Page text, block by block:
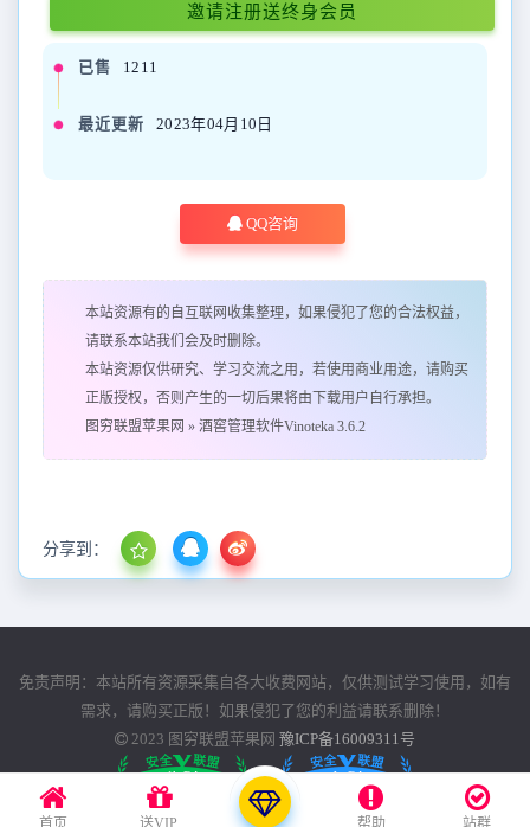
邀请注册送终身会员
已售 1211
最近更新 2023年04月10日
QQ咨询
本站资源有的自互联网收集整理，如果侵犯了您的合法权益，
请联系本站我们会及时删除。
本站资源仅供研究、学习交流之用，若使用商业用途，请购买
正版授权，否则产生的一切后果将由下载用户自行承担。
图穷联盟苹果网 » 酒窖管理软件Vinoteka 3.6.2
分享到：
免责声明：本站所有资源采集自各大收费网站，仅供测试学习使用，如有
需求，请购买正版！如果侵犯了您的利益请联系删除！
2023 图穷联盟苹果网 豫ICP备16009311号
首页 送VIP 帮助 站群